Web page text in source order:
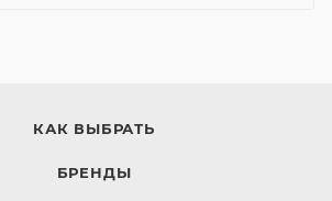
КАК ВЫБРАТЬ
БРЕНДЫ